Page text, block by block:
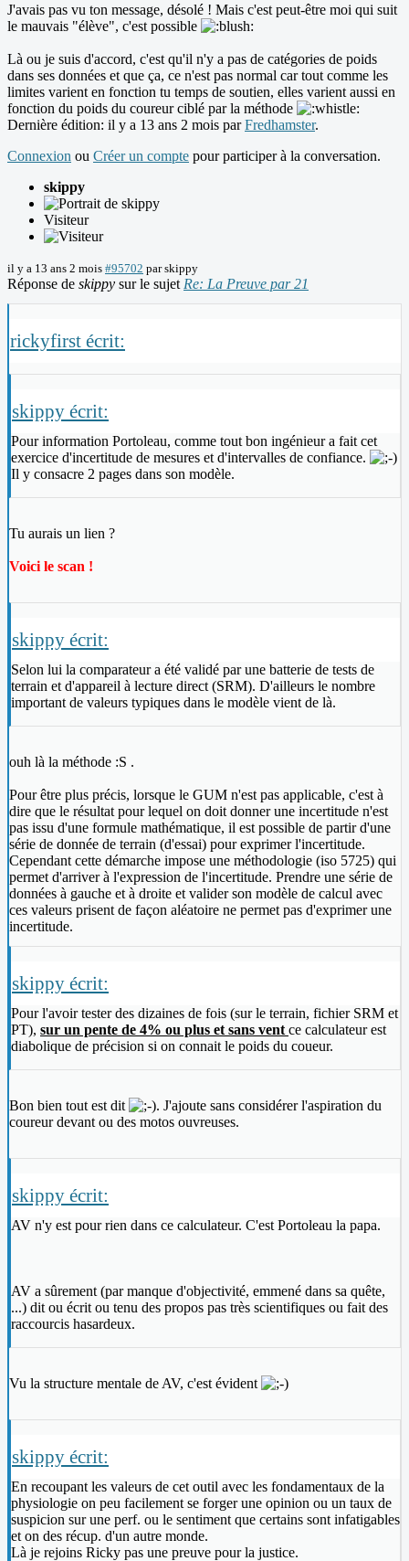
J'avais pas vu ton message, désolé ! Mais c'est peut-être moi qui suit
le mauvais "élève", c'est possible
Là ou je suis d'accord, c'est qu'il n'y a pas de catégories de poids
dans ses données et que ça, ce n'est pas normal car tout comme les
limites varient en fonction tu temps de soutien, elles varient aussi en
fonction du poids du coureur ciblé par la méthode
Dernière édition: il y a 13 ans 2 mois parFredhamster.
Connexion ou Créer un compte pour participer à la conversation.
skippy
Visiteur
il y a 13 ans 2 mois #95702 parskippy
Réponse de skippy sur le sujet Re: La Preuve par 21
rickyfirst écrit:
skippy écrit:
Pour information Portoleau, comme tout bon ingénieur a fait cet
exercice d'incertitude de mesures et d'intervalles de confiance.
Il y consacre 2 pages dans son modèle.
Tu aurais un lien ?
Voici le scan !
skippy écrit:
Selon lui la comparateur a été validé par une batterie de tests de
terrain et d'appareil à lecture direct (SRM). D'ailleurs le nombre
important de valeurs typiques dans le modèle vient de là.
ouh là la méthode :S .
Pour être plus précis, lorsque le GUM n'est pas applicable, c'est à
dire que le résultat pour lequel on doit donner une incertitude n'est
pas issu d'une formule mathématique, il est possible de partir d'une
série de donnée de terrain (d'essai) pour exprimer l'incertitude.
Cependant cette démarche impose une méthodologie (iso 5725) qui
permet d'arriver à l'expression de l'incertitude. Prendre une série de
données à gauche et à droite et valider son modèle de calcul avec
ces valeurs prisent de façon aléatoire ne permet pas d'exprimer une
incertitude.
skippy écrit:
Pour l'avoir tester des dizaines de fois (sur le terrain, fichier SRM et
PT), sur un pente de 4% ou plus et sans vent ce calculateur est
diabolique de précision si on connait le poids du coueur.
Bon bien tout est dit
. J'ajoute sans considérer l'aspiration du
coureur devant ou des motos ouvreuses.
skippy écrit:
AV n'y est pour rien dans ce calculateur. C'est Portoleau la papa.
AV a sûrement (par manque d'objectivité, emmené dans sa quête,
...) dit ou écrit ou tenu des propos pas très scientifiques ou fait des
raccourcis hasardeux.
Vu la structure mentale de AV, c'est évident
skippy écrit:
En recoupant les valeurs de cet outil avec les fondamentaux de la
physiologie on peu facilement se forger une opinion ou un taux de
suspicion sur une perf. ou le sentiment que certains sont infatigables
et on des récup. d'un autre monde.
Là je rejoins Ricky pas une preuve pour la justice.